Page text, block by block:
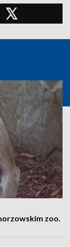
zoo.